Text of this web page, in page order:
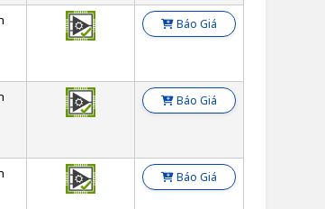
Báo Giá
Báo Giá
Báo Giá